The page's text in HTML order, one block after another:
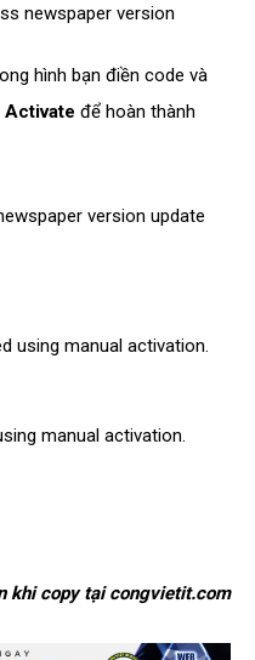
hình bạn điền code và
Activate để hoàn thành
khi copy tại congvietit.com